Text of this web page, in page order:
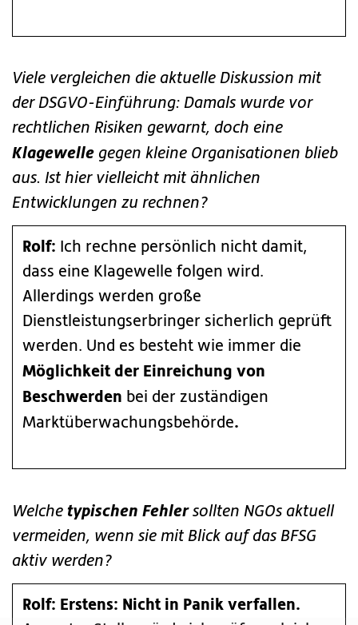
Viele vergleichen die aktuelle Diskussion mit
der DSGVO-Einführung: Damals wurde vor
rechtlichen Risiken gewarnt, doch eine
Klagewelle gegen kleine Organisationen blieb
aus. Ist hier vielleicht mit ähnlichen
Entwicklungen zu rechnen?
Rolf: Ich rechne persönlich nicht damit,
dass eine Klagewelle folgen wird.
Allerdings werden große
Dienstleistungserbringer sicherlich geprüft
werden. Und es besteht wie immer die
Möglichkeit der Einreichung von
Beschwerden bei der zuständigen
Marktüberwachungsbehörde.
Welche typischen Fehlersollten NGOs aktuell
vermeiden, wenn sie mit Blick auf das BFSG
aktiv werden?
Rolf: Erstens: Nicht in Panik verfallen.